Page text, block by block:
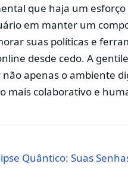
que haja um
em manter um
suas políticas e
desde cedo. A
apenas o ambiente
mais colaborativo e
Quântico: Suas